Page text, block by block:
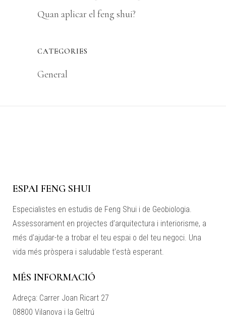
Quan aplicar el feng shui?
CATEGORIES
General
ESPAI FENG SHUI
Especialistes en estudis de Feng Shui i de Geobiologia.
Assessorament en projectes d’arquitectura i interiorisme, a
més d’ajudar-te a trobar el teu espai o del teu negoci. Una
vida més pròspera i saludable t’està esperant.
MÉS INFORMACIÓ
Adreça: Carrer Joan Ricart 27
08800 Vilanova i la Geltrú